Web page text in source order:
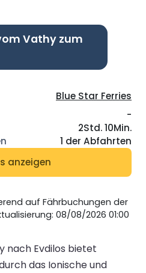
Vathy zum
Blue Star Ferries
-
2Std. 10Min.
1 der Abfahrten
anzeigen
auf Fährbuchungen der
08/08/2026 01:00
nach Evdilos bietet
das Ionische und